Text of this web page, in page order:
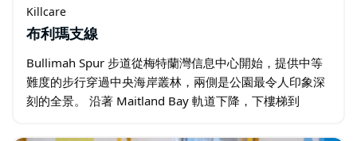
Killcare
布利瑪支線
Bullimah Spur 步道從梅特蘭灣信息中心開始，提供中等
難度的步行穿過中央海岸叢林，兩側是公園最令人印象深
刻的全景。 沿著 Maitland Bay 軌道下降，下樓梯到